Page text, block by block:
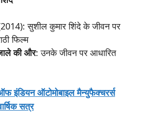
सुशील कुमार शिंदे के जीवन पर
फिल्म
कीऔर: उनके जीवन पर आधारित
इंडियन ऑटोमोबाइल मैन्युफैक्चरर्स
सत्र